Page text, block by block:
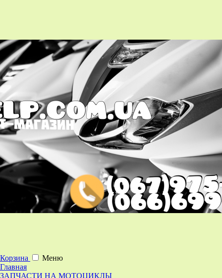
Корзина
Меню
Главная
ЗАПЧАСТИ НА МОТОЦИКЛЫ